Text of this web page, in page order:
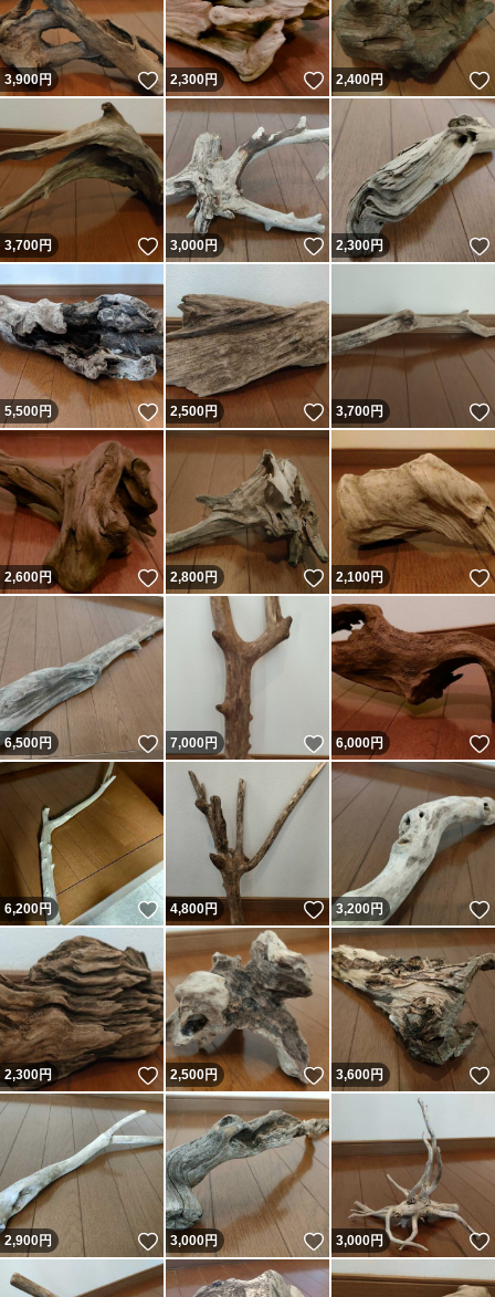
3,900円 いいね！
2,300円 いいね！
2,400円
3,700円 いいね！
3,000円 いいね！
2,300円
5,500円 いいね！
2,500円 いいね！
3,700円
2,600円 いいね！
2,800円 いいね！
2,100円
6,500円 いいね！
7,000円 いいね！
6,000円
6,200円 いいね！
4,800円 いいね！
3,200円
2,300円 いいね！
2,500円 いいね！
3,600円
2,900円 いいね！
3,000円 いいね！
3,000円